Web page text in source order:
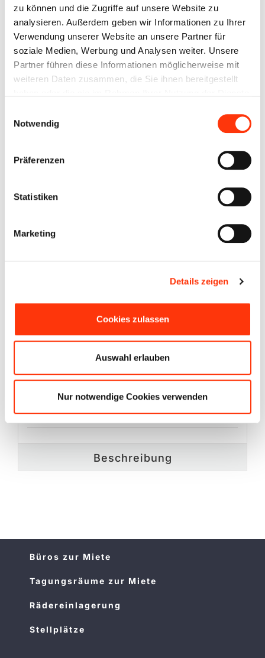
zu können und die Zugriffe auf unsere Website zu
analysieren. Außerdem geben wir Informationen zu Ihrer
Verwendung unserer Website an unsere Partner für
soziale Medien, Werbung und Analysen weiter. Unsere
Partner führen diese Informationen möglicherweise mit
weiteren Daten zusammen, die Sie ihnen bereitgestellt
Cookies, wenn Sie unsere Webseite weiterhin nutzen.
Notwendig
Präferenzen
Statistiken
Marketing
Details zeigen
Cookies zulassen
Auswahl erlauben
Nur notwendige Cookies verwenden
* zzgl. einmalig 159€ Servicepauschale
*Servicepauschale: 1x Gasflasche,
Anschlusskabel + Adapter, Chemie +
Toilettenpapier, Besen & Kehrblech,
Zul.
Gesamtgewicht1.500 kg
Schlafplätze
2-4
Führerschein
Klasse BE
Beschreibung
Büros zur Miete
Tagungsräume zur Miete
Rädereinlagerung
Stellplätze